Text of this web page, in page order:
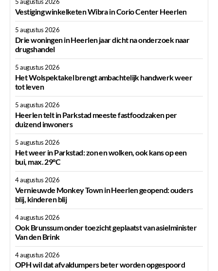
5 augustus 2026
Vestiging winkelketen Wibra in Corio Center Heerlen
5 augustus 2026
Drie woningen in Heerlen jaar dicht na onderzoek naar
drugshandel
5 augustus 2026
Het Wolspektakel brengt ambachtelijk handwerk weer
tot leven
5 augustus 2026
Heerlen telt in Parkstad meeste fastfoodzaken per
duizend inwoners
5 augustus 2026
Het weer in Parkstad: zon en wolken, ook kans op een
bui, max. 29°C
4 augustus 2026
Vernieuwde Monkey Town in Heerlen geopend: ouders
blij, kinderen blij
4 augustus 2026
Ook Brunssum onder toezicht geplaatst van asielminister
Van den Brink
4 augustus 2026
OPH wil dat afvaldumpers beter worden opgespoord